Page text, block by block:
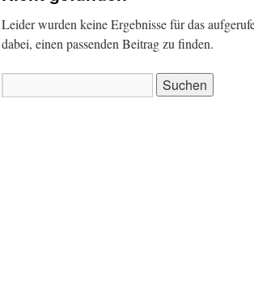
Leider wurden keine Ergebnisse für das
dabei, einen passenden Beitrag zu finden.
nach: